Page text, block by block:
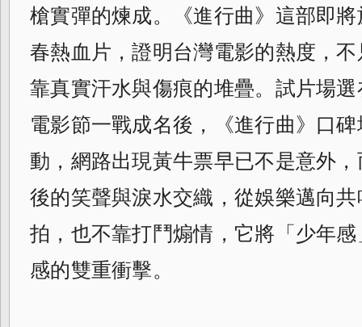
槍實彈的煉成。《進行曲》這部即
春熱血片，證明台灣電影的熱度，
靠真實汗水與傷痕的堆疊。試片場
電影節一戰成名後，《進行曲》口
動，網路出現黃牛票早已不是意外
後的笑聲與淚水交織，從娛樂邁向
拍，也不靠打鬥煽情，它將「少年
感的雙重衝擊。